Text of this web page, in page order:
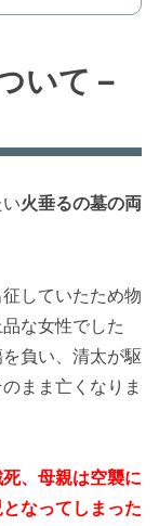
いて –
火垂るの墓の両
していたため物
な女性でした
負い、清太が駆
まま亡くなりま
、母親は空襲に
なってしまった